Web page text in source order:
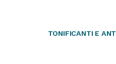
TONIFICANTI E